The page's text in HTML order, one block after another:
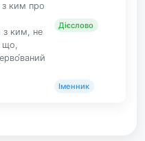
ким про
з ким, не
що,
Дієслово
Іменник